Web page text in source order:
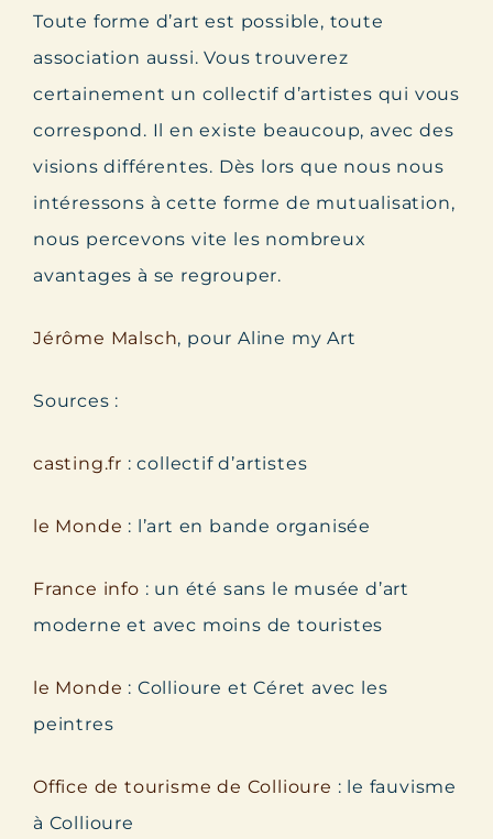
Toute forme d’art est possible, toute
association aussi. Vous trouverez
certainement un collectif d’artistes qui vous
correspond. Il en existe beaucoup, avec des
visions différentes. Dès lors que nous nous
intéressons à cette forme de mutualisation,
nous percevons vite les nombreux
avantages à se regrouper.
Jérôme Malsch, pour Aline my Art
Sources :
casting.fr : collectif d’artistes
le Monde : l’art en bande organisée
France info : un été sans le musée d’art
moderne et avec moins de touristes
le Monde : Collioure et Céret avec les
peintres
Office de tourisme de Collioure : le fauvisme
à Collioure